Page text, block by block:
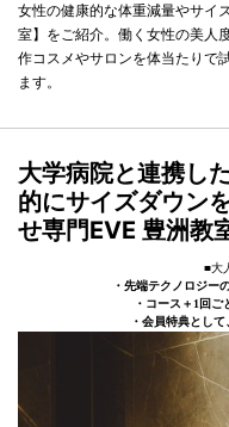
女性の健康的な体重減量やサイ
室】をご紹介。働く女性の美人
作コスメやサロンを体当たりで
ます。
大学病院と連携し
的にサイズダウン
せ専門EVE 豊洲教
■大
・先端テクノロジー
・コース＋1回
・会員特典とし